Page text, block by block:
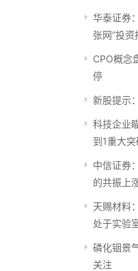
华泰证券
张网”投资
CPO概念
停
新股提示
科技企业
到1重大突
中信证券
的共振上
天赐材料
处于实验
磷化铟景
关注